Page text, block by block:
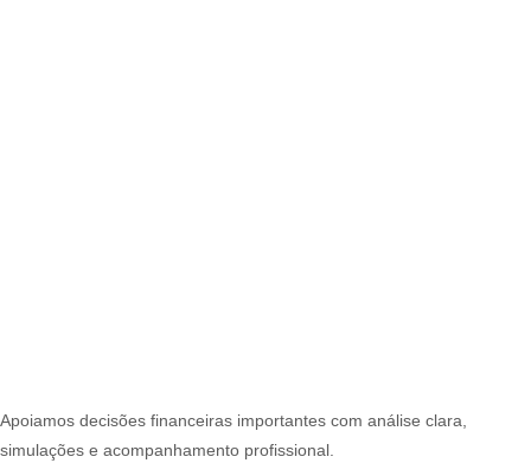
Apoiamos decisões financeiras importantes com análise clara,
simulações e acompanhamento profissional.